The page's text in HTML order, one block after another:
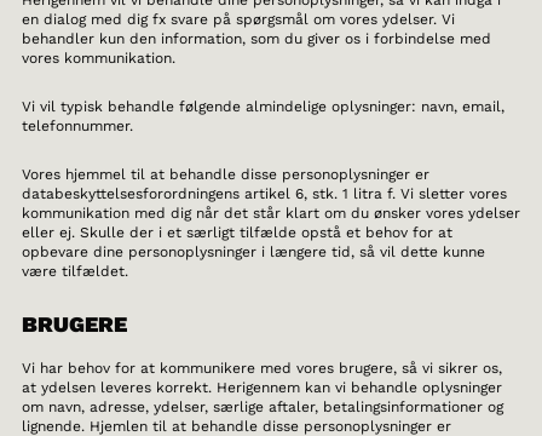
en dialog med dig fx svare på spørgsmål om vores ydelser. Vi
behandler kun den information, som du giver os i forbindelse med
vores kommunikation.
Vi vil typisk behandle følgende almindelige oplysninger: navn, email,
telefonnummer.
Vores hjemmel til at behandle disse personoplysninger er
databeskyttelsesforordningens artikel 6, stk. 1 litra f. Vi sletter vores
kommunikation med dig når det står klart om du ønsker vores ydelser
eller ej. Skulle der i et særligt tilfælde opstå et behov for at
opbevare dine personoplysninger i længere tid, så vil dette kunne
være tilfældet.
BRUGERE
Vi har behov for at kommunikere med vores brugere, så vi sikrer os,
at ydelsen leveres korrekt. Herigennem kan vi behandle oplysninger
om navn, adresse, ydelser, særlige aftaler, betalingsinformationer og
lignende. Hjemlen til at behandle disse personoplysninger er